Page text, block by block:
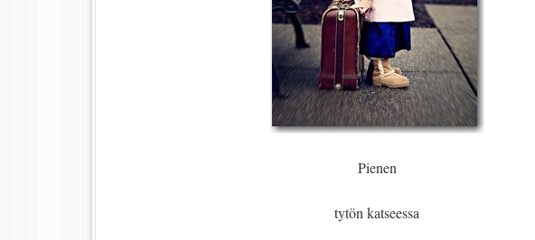
Pienen
tytön katseessa